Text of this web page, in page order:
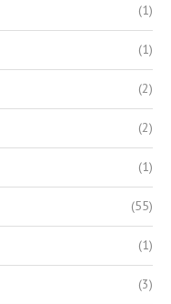
(1)
(1)
(2)
(2)
(1)
(55)
(1)
(3)